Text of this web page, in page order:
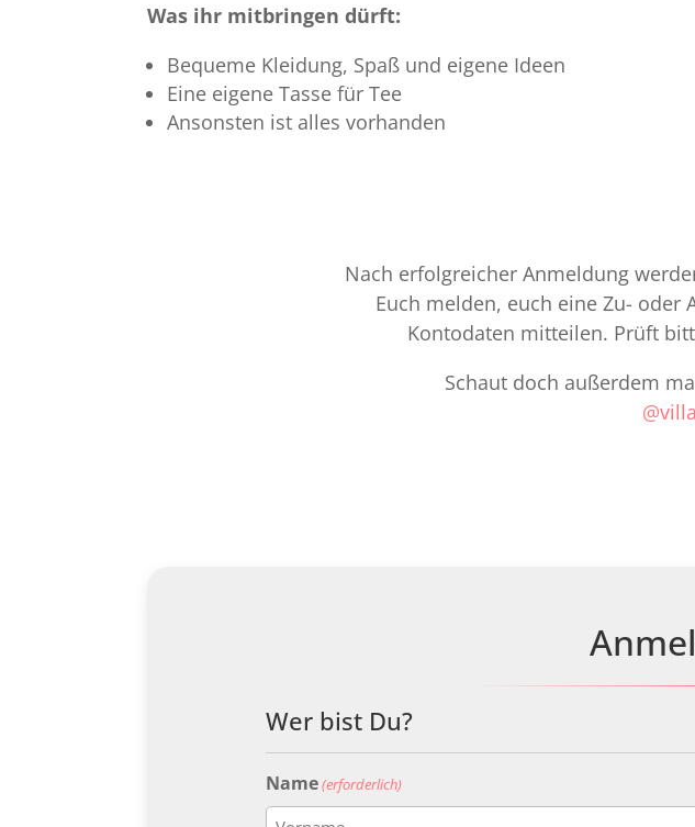
Was ihr mitbringen dürft:
Bequeme Kleidung, Spaß und eigene Ideen
Eine eigene Tasse für Tee
Ansonsten ist alles vorhanden
Nach erfolgreicher Anmeldung
Euch melden, euch eine Zu- oder
Kontodaten mitteilen. Prüft
Schaut doch außerdem
Wer bist Du?
Name(erforderlich)